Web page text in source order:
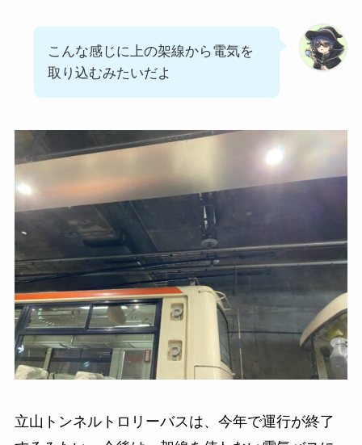
こんな感じに上の架線から電気を
取り込むみたいだよ
立山トンネルトロリーバスは、今年で運行が終了